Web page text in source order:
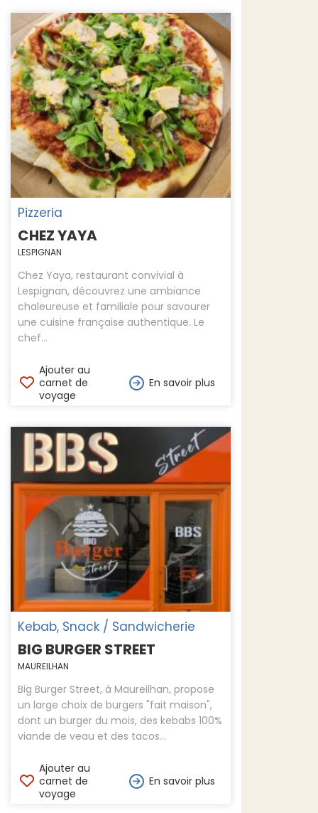
Pizzeria
CHEZ YAYA
LESPIGNAN
Chez Yaya, restaurant convivial à
Lespignan, découvrez une ambiance
chaleureuse et familiale pour savourer
une cuisine française authentique. Le
chef...
Ajouter au
carnet de
voyage
En savoir plus
Kebab, Snack / Sandwicherie
BIG BURGER STREET
MAUREILHAN
Big Burger Street, à Maureilhan, propose
un large choix de burgers "fait maison",
dont un burger du mois, des kebabs 100%
viande de veau et des tacos...
Ajouter au
carnet de
voyage
En savoir plus